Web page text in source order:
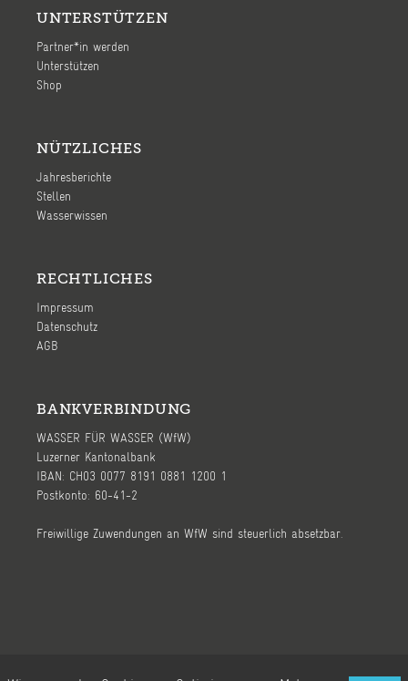
UNTERSTÜTZEN
Partner*in werden
Unterstützen
Shop
NÜTZLICHES
Jahresberichte
Stellen
Wasserwissen
RECHTLICHES
Impressum
Datenschutz
AGB
BANKVERBINDUNG
WASSER FÜR WASSER (WfW)
Luzerner Kantonalbank
IBAN: CH03 0077 8191 0881 1200 1
Postkonto: 60-41-2
Freiwillige Zuwendungen an WfW sind steuerlich absetzbar.